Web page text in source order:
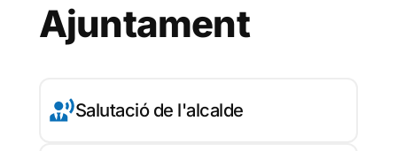
Ajuntament
Salutació de l'alcalde